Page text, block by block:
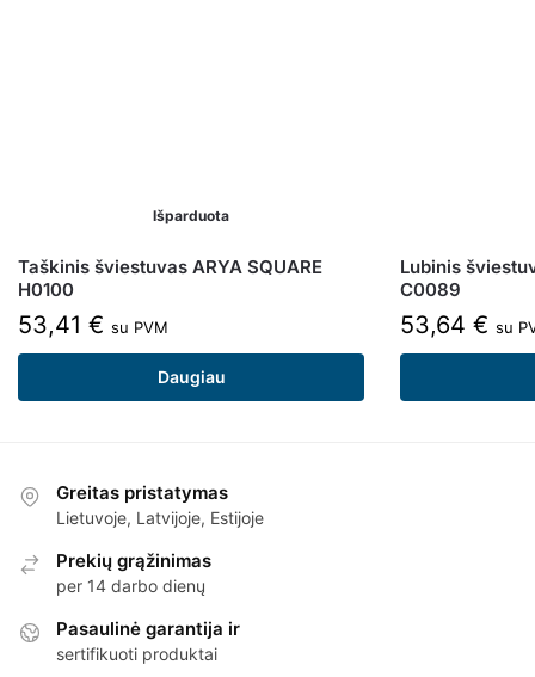
Išparduota
Taškinis šviestuvas ARYA SQUARE
H0100
53,41 € su PVM
Daugiau
Lubinis
C0089
53,64 € su
Greitas pristatymas
Lietuvoje, Latvijoje, Estijoje
Prekių grąžinimas
per 14 darbo dienų
Pasaulinė garantija ir
sertifikuoti produktai